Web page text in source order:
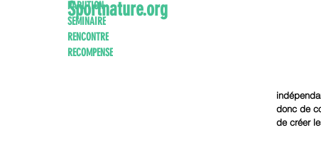
Sportnature.org
PARUTION
SEMINAIRE
RENCONTRE
RECOMPENSE
donc de
de créer